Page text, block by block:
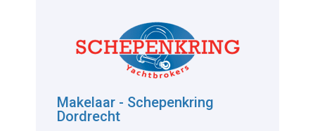
Makelaar - Schepenkring
Dordrecht